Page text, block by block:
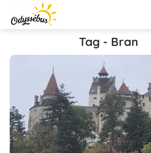
Tag - Bran